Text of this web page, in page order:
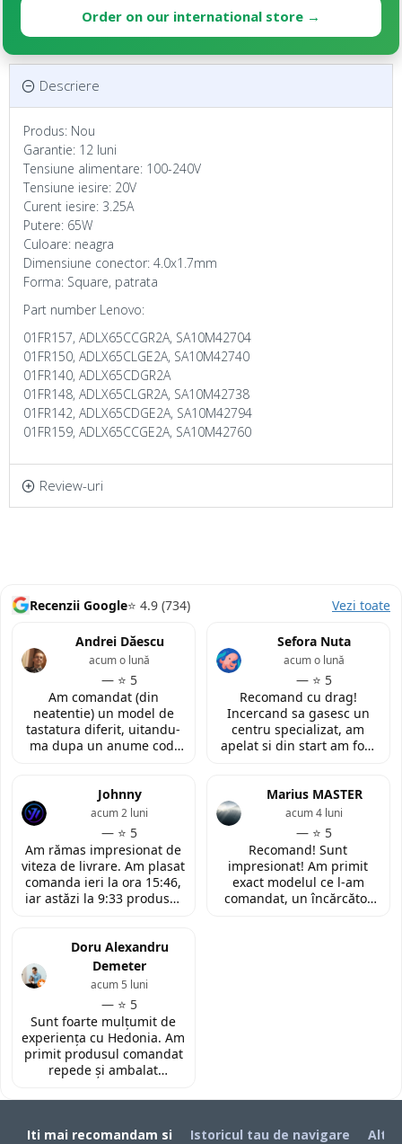
Order on our international store →
Descriere
Produs: Nou
Garantie: 12 luni
Tensiune alimentare: 100-240V
Tensiune iesire: 20V
Curent iesire: 3.25A
Putere: 65W
Culoare: neagra
Dimensiune conector: 4.0x1.7mm
Forma: Square, patrata
Part number Lenovo:
01FR157, ADLX65CCGR2A, SA10M42704
01FR150, ADLX65CLGE2A, SA10M42740
01FR140, ADLX65CDGR2A
01FR148, ADLX65CLGR2A, SA10M42738
01FR142, ADLX65CDGE2A, SA10M42794
01FR159, ADLX65CCGE2A, SA10M42760
Review-uri
Recenzii Google⭐ 4.9 (734) Vezi toate
Andrei Dăescu
— ⭐ 5
acum o lună
Am comandat (din
neatentie) un model de
tastatura diferit, uitandu-
ma dupa un anume cod.
contactat in urma cererii
de retur si mi-au oferit
modelul potrivit de
tastatura pentru repararea
laptopului. Nu am ce
reprosa! Serviciu prompt si
de incredere!
Sefora Nuta
— ⭐ 5
acum o lună
Recomand cu drag!
Incercand sa gasesc un
centru specializat, am
apelat si din start am fost
fata locului, am fost placut
impresionata de
amabilitatea si priceperea
personalului. Multumesc
tare mult pentru ajutorul
oferit!
Johnny
— ⭐ 5
acum 2 luni
Am rămas impresionat de
viteza de livrare. Am plasat
comanda ieri la ora 15:46,
iar astăzi la 9:33 produsul
exact conform descrierii,
ambalată corespunzător și
la un preț foarte
toată încrederea!
Marius MASTER
— ⭐ 5
acum 4 luni
Recomand! Sunt
impresionat! Am primit
exact modelul ce l-am
comandat, un încărcător
Doru Alexandru
Demeter
— ⭐ 5
acum 5 luni
Sunt foarte mulțumit de
experiența cu Hedonia. Am
primit produsul comandat
repede și ambalat
fost foarte bun față de alte
Iti mai recomandam si
Istoricul tau de navigare Alti